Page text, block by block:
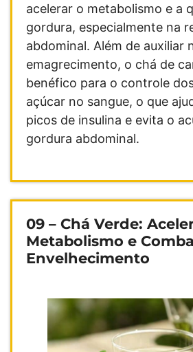
acelerar o metabolismo e a
gordura, especialmente na
abdominal. Além de auxiliar
emagrecimento, o chá de
benéfico para o controle
açúcar no sangue, o que
picos de insulina e evita o
gordura abdominal.
09 – Chá Verde:
Metabolismo e
Envelhecimento